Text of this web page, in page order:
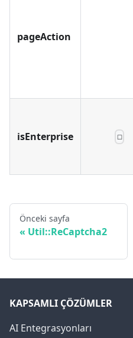
pageAction
isEnterprise ☐
Önceki sayfa
Util::ReCaptcha2
KAPSAMLI ÇÖZÜMLER
AI Entegrasyonları